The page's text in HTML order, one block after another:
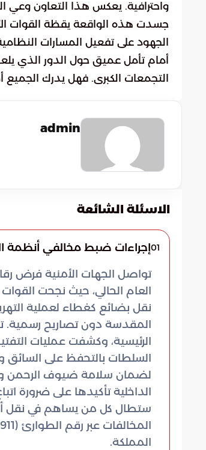
واحترافية. يعكس هذا التعاون وعي
جسدت هذه الواقعة يقظة القوات
الجهود على تفعيل المسارات
أمام تأمل عميق حول الدور الذي
التجمعات الكبرى. فهل يدرك
admin
الاسئلة الشائعة
01إجراءات ضبط مخالفي أنظمة
تواصل الجهات الأمنية فرض
العام الحالي، حيث نجحت
نقل بضائع كغطاء لعملية
المقدسة دون تصاريح رسمية.
الرئيسية، وكشفت عمليات
السلطات بالتحفظ على السائق
لضمان سلامة ضيوف الرحمن
ستطال كل من يساهم في نقل
المملكة.